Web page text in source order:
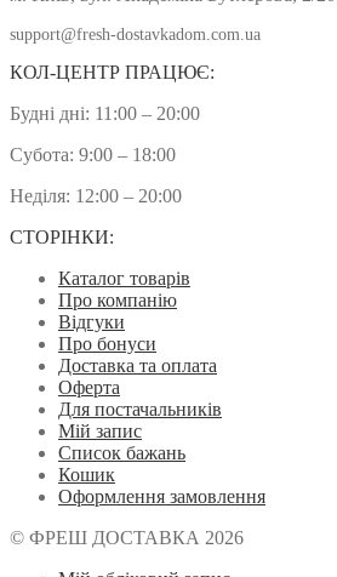
support@fresh-dostavkadom.com.ua
КОЛ-ЦЕНТР ПРАЦЮЄ:
Будні дні: 11:00 – 20:00
Субота: 9:00 – 18:00
Неділя: 12:00 – 20:00
СТОРІНКИ:
Каталог товарів
Про компанію
Відгуки
Про бонуси
Доставка та оплата
Оферта
Для постачальників
Мій запис
Список бажань
Кошик
Оформлення замовлення
© ФРЕШ ДОСТАВКА 2026